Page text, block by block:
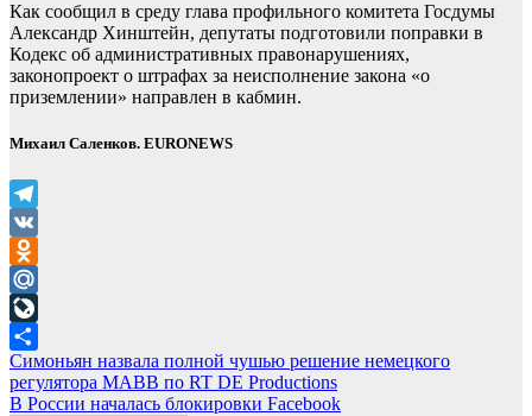
Как сообщил в среду глава профильного комитета Госдумы
Александр Хинштейн, депутаты подготовили поправки в
Кодекс об административных правонарушениях,
законопроект о штрафах за неисполнение закона «о
приземлении» направлен в кабмин.
Михаил Саленков. EURONEWS
Telegram
VK
Odnoklassniki
Mail.Ru
LiveJournal
Отправить
Навигация
по
Симоньян назвала полной чушью решение немецкого
регулятора MABB по RT DE Productions
В России началась блокировки Facebook